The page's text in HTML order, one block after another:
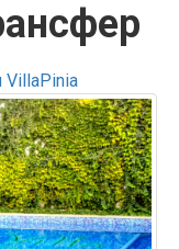
VillaPinia